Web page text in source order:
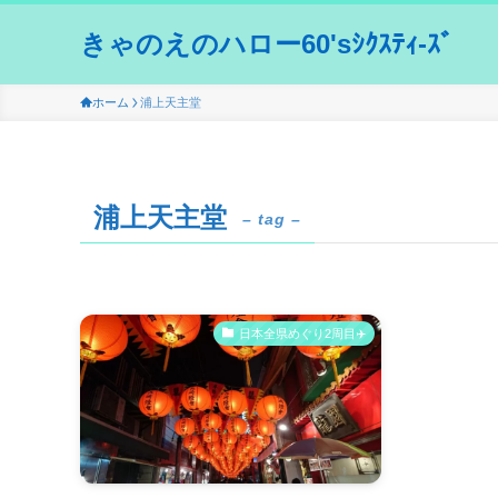
きゃのえのハロー60'sｼｸｽﾃｨ-ｽﾞ
ホーム 浦上天主堂
浦上天主堂 – tag –
日本全県めぐり2周目✈️